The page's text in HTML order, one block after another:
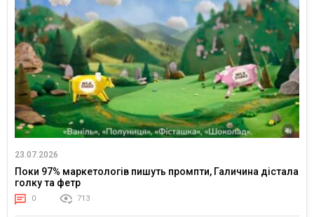
23.07.2026
Поки 97% маркетологів пишуть промпти, Галичина дістала
голку та фетр
0 713